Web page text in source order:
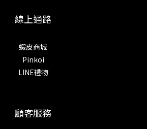
線上通路
蝦皮商城
Pinkoi
LINE禮物
顧客服務